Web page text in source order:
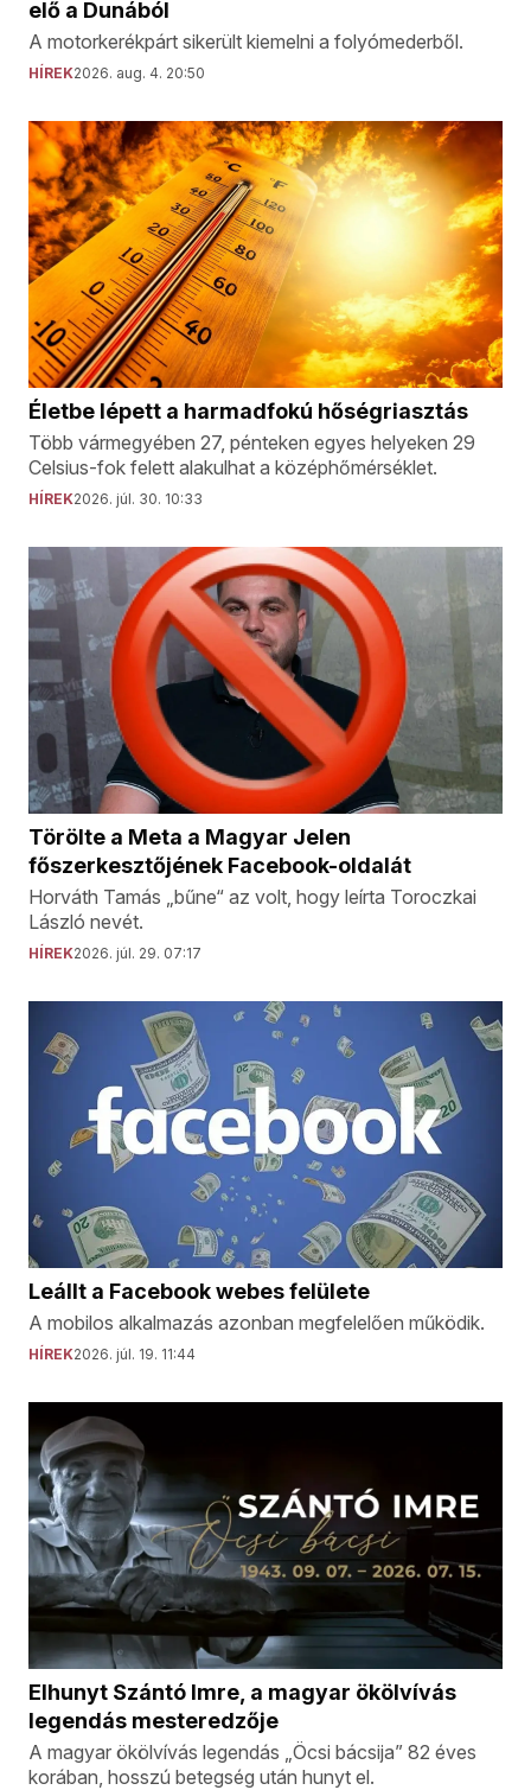
elő a Dunából
A motorkerékpárt sikerült kiemelni a folyómederből.
HÍREK2026. aug. 4. 20:50
Életbe lépett a harmadfokú hőségriasztás
Több vármegyében 27, pénteken egyes helyeken 29
Celsius-fok felett alakulhat a középhőmérséklet.
HÍREK2026. júl. 30. 10:33
Törölte a Meta a Magyar Jelen
főszerkesztőjének Facebook-oldalát
Horváth Tamás „bűne“ az volt, hogy leírta Toroczkai
László nevét.
HÍREK2026. júl. 29. 07:17
Leállt a Facebook webes felülete
A mobilos alkalmazás azonban megfelelően működik.
HÍREK2026. júl. 19. 11:44
Elhunyt Szántó Imre, a magyar ökölvívás
legendás mesteredzője
A magyar ökölvívás legendás „Öcsi bácsija” 82 éves
korában, hosszú betegség után hunyt el.